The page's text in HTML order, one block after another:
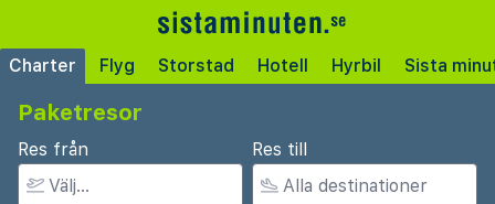
Charter Flyg Storstad Hotell Hyrbil Sista
Paketresor
Res från Res till